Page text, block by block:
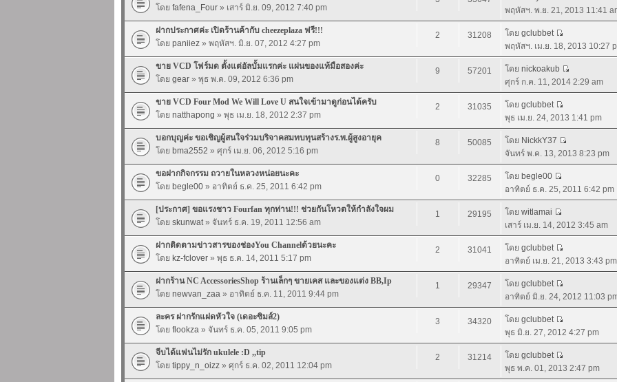
โดย fafena_Four » เสาร์ มิ.ย. 09, 2012 7:40 pm
พฤหัสฯ. พ.ย. 21, 2013 11:41
ฝากประกาศค่ะ เปิดร้านค้ากับ cheezeplaza ฟรี!!!
โดย paniiez » พฤหัสฯ. มิ.ย. 07, 2012 4:27 pm
2 31208 โดย gclubbet
พฤหัสฯ. เม.ย. 18, 2013 10:27
ขาย VCD โฟร์มด ตั้งแต่อัลบั้มแรกค่ะ แผ่นของแท้มือสองค่ะ
โดย gear » พุธ พ.ค. 09, 2012 6:36 pm
9 57201 โดย nickoakub
ศุกร์ ก.ค. 11, 2014 2:29 am
ขาย VCD Four Mod We Will Love U สนใจเข้ามาดูก่อนได้ครับ
โดย natthapong » พุธ เม.ย. 18, 2012 2:37 pm
2 31035 โดย gclubbet
พุธ เม.ย. 24, 2013 1:41 pm
บอกบุญค่ะ ขอเชิญผู้สนใจร่วมบริจาคสมทบทุนสร้างร.พ.ผู้สูงอายุค
โดย bma2552 » ศุกร์ เม.ย. 06, 2012 5:16 pm
8 50085 โดย NickkY37
จันทร์ พ.ค. 13, 2013 8:23 pm
ขอฝากกิจกรรม ถวายในหลวงหน่อยนะคะ
โดย begle00 » อาทิตย์ ธ.ค. 25, 2011 6:42 pm
0 32285 โดย begle00
อาทิตย์ ธ.ค. 25, 2011 6:42 pm
[ประกาศ] ขอแรงชาว Fourfan ทุกท่าน!!! ช่วยกันโหวตให้กำลังใจผม
โดย skunwat» จันทร์ ธ.ค. 19, 2011 12:56 am
1 29195 โดย witlamai
เสาร์ เม.ย. 14, 2012 3:45 am
ฝากติดตามข่าวสารของช่องYou Channelด้วยนะคะ
โดย kz-fclover » พุธ ธ.ค. 14, 2011 5:17 pm
2 31041 โดย gclubbet
อาทิตย์ เม.ย. 21, 2013 3:43 pm
ฝากร้าน NC AccessoriesShop ร้านเล็กๆ ขายเคส และของแต่ง BB,Ip
โดย newvan_zaa » อาทิตย์ ธ.ค. 11, 2011 9:44 pm
1 29347 โดย gclubbet
อาทิตย์ มิ.ย. 24, 2012 11:03
ละคร ฝากรักแฝดหัวใจ (เดอะซิมส์2)
โดย flookza » จันทร์ ธ.ค. 05, 2011 9:05 pm
3 34320 โดย gclubbet
พุธ มิ.ย. 27, 2012 4:27 pm
จีบได้แฟนไม่รัก ukulele :D ,,tip
โดย tippy_n_oizz » ศุกร์ ธ.ค. 02, 2011 12:04 pm
2 31214 โดย gclubbet
พุธ พ.ค. 01, 2013 2:47 pm